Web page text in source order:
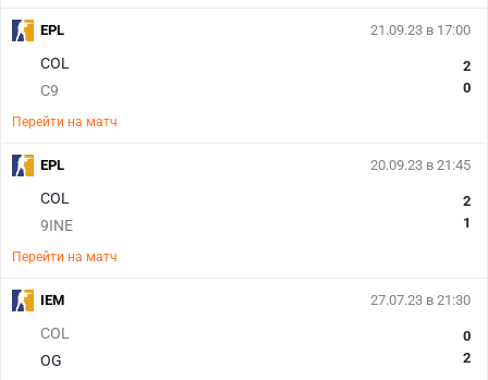
21.09.23 в 17:00
COL
C9
2
0
Перейти на матч
EPL
20.09.23 в 21:45
COL
9INE
2
1
Перейти на матч
EPL
27.07.23 в 21:30
COL
OG
0
2
IEM